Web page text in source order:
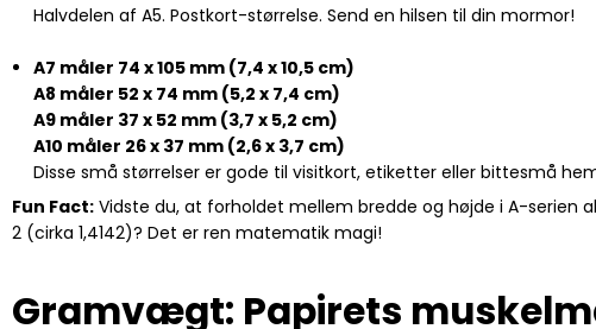
Halvdelen af A5. Postkort-størrelse. Send en hilsen til din mormor!
A7 måler 74 x 105 mm (7,4 x 10,5 cm)
A8 måler 52 x 74 mm (5,2 x 7,4 cm)
A9 måler 37 x 52 mm (3,7 x 5,2 cm)
A10 måler 26 x 37 mm (2,6 x 3,7 cm)
Disse små størrelser er gode til visitkort, etiketter eller bittesmå
Fun Fact: Vidste du, at forholdet mellem bredde og højde i A-serien
2 (cirka 1,4142)? Det er ren matematik magi!
Gramvægt: Papirets